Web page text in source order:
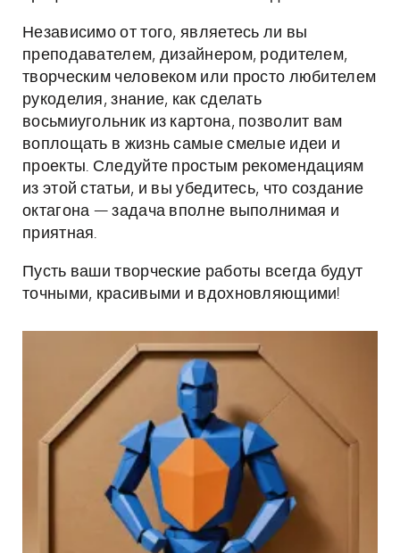
Независимо от того, являетесь ли вы
преподавателем, дизайнером, родителем,
творческим человеком или просто любителем
рукоделия, знание, как сделать
восьмиугольник из картона, позволит вам
воплощать в жизнь самые смелые идеи и
проекты. Следуйте простым рекомендациям
из этой статьи, и вы убедитесь, что создание
октагона — задача вполне выполнимая и
приятная.
Пусть ваши творческие работы всегда будут
точными, красивыми и вдохновляющими!